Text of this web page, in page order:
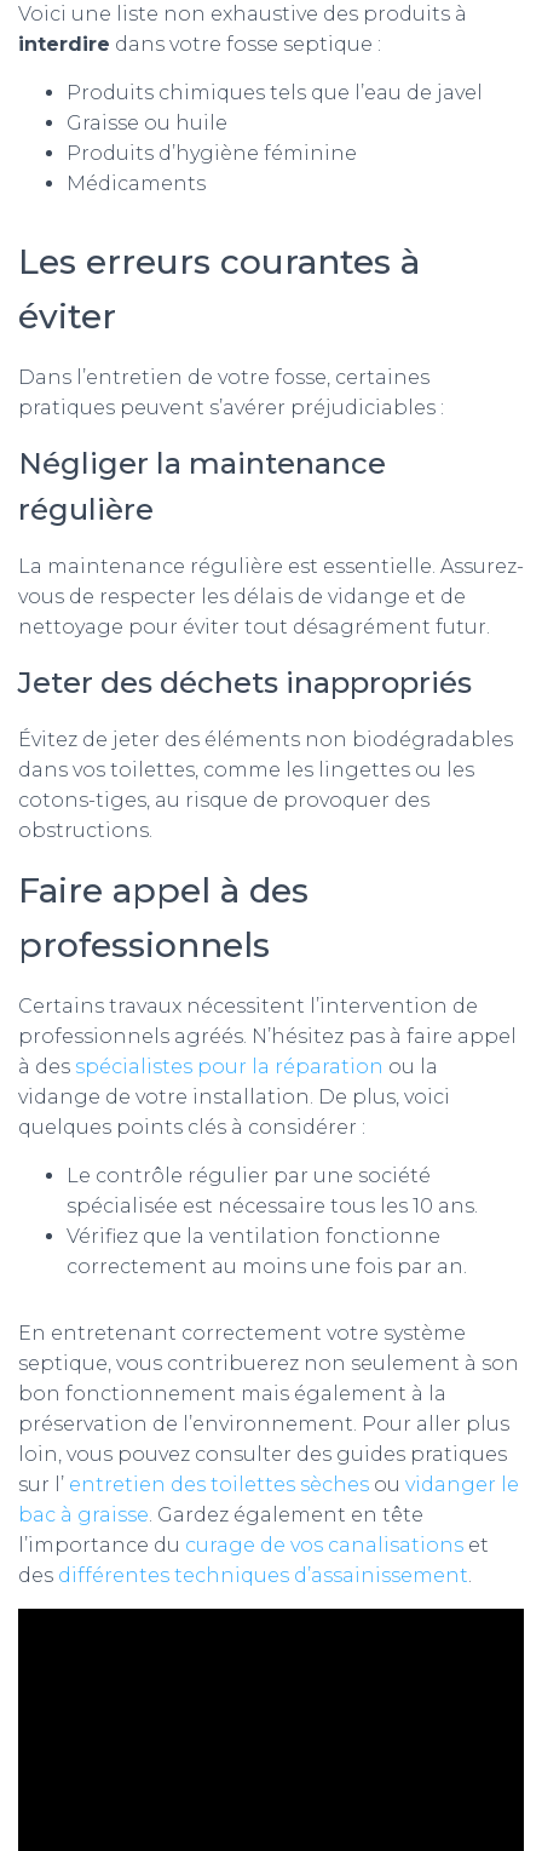
Voici une liste non exhaustive des produits à
interdire dans votre fosse septique :
Produits chimiques tels que l’eau de javel
Graisse ou huile
Produits d’hygiène féminine
Médicaments
Les erreurs courantes à
éviter
Dans l’entretien de votre fosse, certaines
pratiques peuvent s’avérer préjudiciables :
Négliger la maintenance
régulière
La maintenance régulière est essentielle. Assurez-
vous de respecter les délais de vidange et de
nettoyage pour éviter tout désagrément futur.
Jeter des déchets inappropriés
Évitez de jeter des éléments non biodégradables
dans vos toilettes, comme les lingettes ou les
cotons-tiges, au risque de provoquer des
obstructions.
Faire appel à des
professionnels
Certains travaux nécessitent l’intervention de
professionnels agréés. N’hésitez pas à faire appel
à des spécialistes pour la réparation ou la
vidange de votre installation. De plus, voici
quelques points clés à considérer :
Le contrôle régulier par une société
spécialisée est nécessaire tous les 10 ans.
Vérifiez que la ventilation fonctionne
correctement au moins une fois par an.
En entretenant correctement votre système
septique, vous contribuerez non seulement à son
bon fonctionnement mais également à la
préservation de l’environnement. Pour aller plus
loin, vous pouvez consulter des guides pratiques
sur l’ entretien des toilettes sèches ou vidanger le
bac à graisse. Gardez également en tête
l’importance du curage de vos canalisations et
des différentes techniques d’assainissement.